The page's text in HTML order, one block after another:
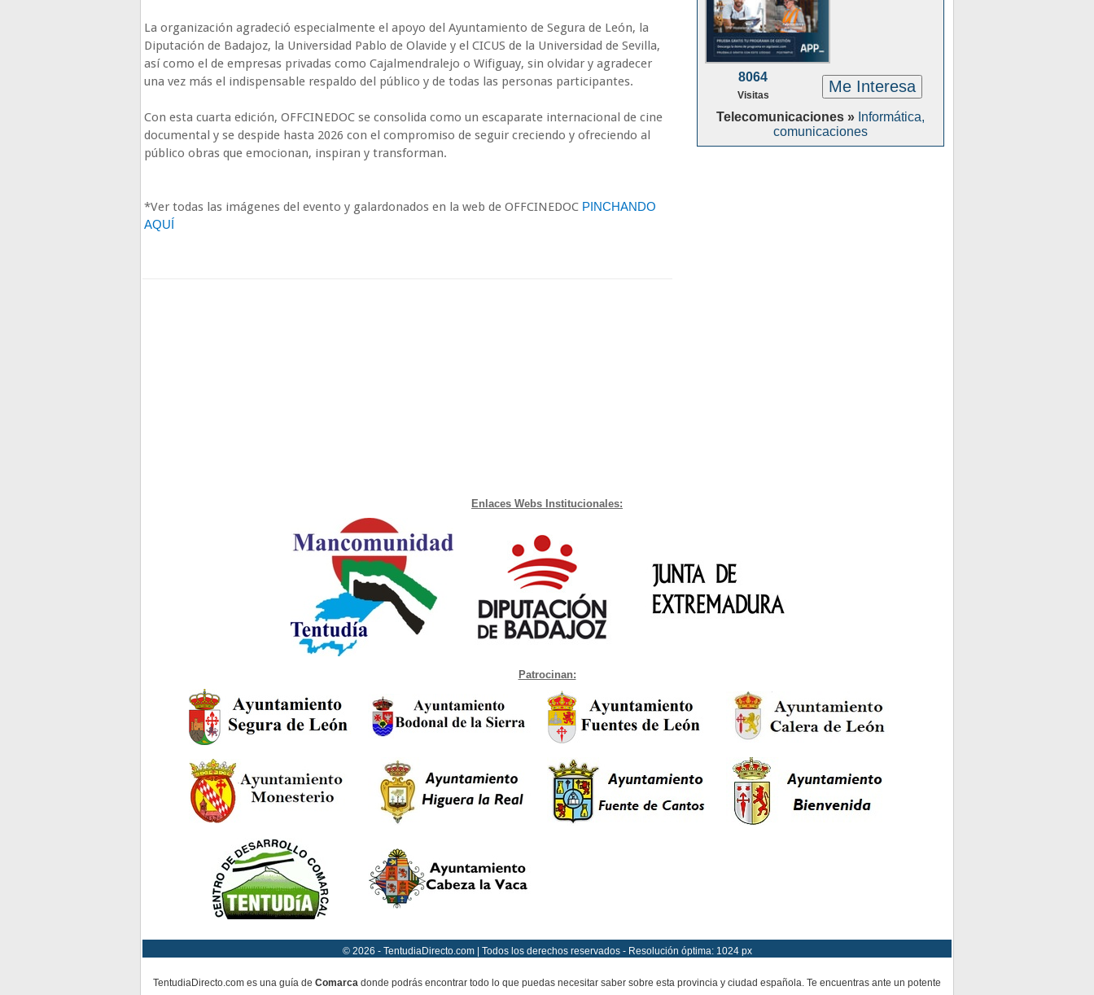
La organización agradeció especialmente el apoyo del Ayuntamiento de Segura de León, la
Diputación de Badajoz, la Universidad Pablo de Olavide y el CICUS de la Universidad de Sevilla,
así como el de empresas privadas como Cajalmendralejo o Wifiguay, sin olvidar y agradecer
una vez más el indispensable respaldo del público y de todas las personas participantes.
Con esta cuarta edición, OFFCINEDOC se consolida como un escaparate internacional de cine
documental y se despide hasta 2026 con el compromiso de seguir creciendo y ofreciendo al
público obras que emocionan, inspiran y transforman.
*Ver todas las imágenes del evento y galardonados en la web de OFFCINEDOC PINCHANDO
AQUÍ
8064
Visitas Me Interesa
Telecomunicaciones » Informática,
comunicaciones
Enlaces Webs Institucionales:
Patrocinan:
© 2026 - TentudiaDirecto.com | Todos los derechos reservados - Resolución óptima: 1024 px
TentudiaDirecto.com es una guía de Comarca donde podrás encontrar todo lo que puedas necesitar saber sobre esta provincia y ciudad española. Te encuentras ante un potente